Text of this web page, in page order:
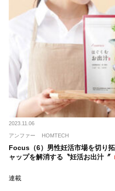
2023.11.06
アンファー HOMTECH
Focus（6）男性妊活市場を切り
ャップを解消する〝妊活お出汁〞
連載